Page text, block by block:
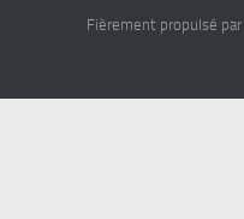
Fièrement propulsé par